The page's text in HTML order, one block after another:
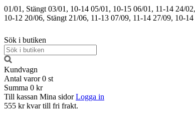
01/01, Stängt 03/01, 10-14 05/01, 10-15 06/01, 11-14 24/
10-12 20/06, Stängt 21/06, 11-13 07/09, 11-14 27/09, 10-14
Sök i butiken
Kundvagn
Antal varor 0 st
Summa 0 kr
Till kassan Mina sidor Logga in
555 kr kvar till fri frakt.